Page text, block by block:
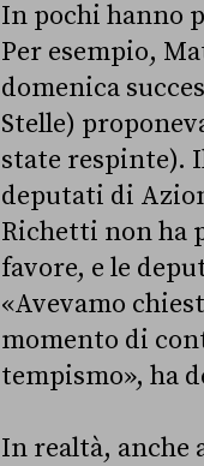
In pochi hanno
Per esempio,
domenica
Stelle)
state respinte).
deputati di
Richetti non ha
favore, e le
«Avevamo
momento di
tempismo», ha
In realtà, anche